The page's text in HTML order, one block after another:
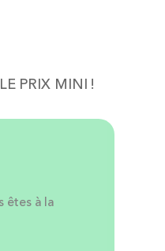
PRIX MINI !
êtes à la